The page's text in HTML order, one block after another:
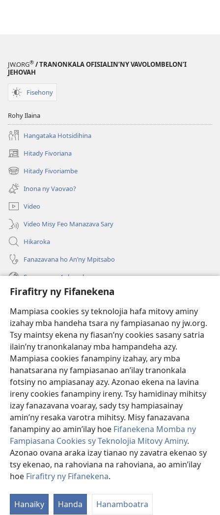
Firafitry ny Fifanekena
Mampiasa cookies sy teknolojia hafa mitovy aminy
izahay mba handeha tsara ny fampiasanao ny jw.org.
Tsy maintsy ekena ny fiasan’ny cookies sasany satria
ilain’ny tranonkalanay mba hampandeha azy.
Mampiasa cookies fanampiny izahay, ary mba
hanatsarana ny fampiasanao an’ilay tranonkala
fotsiny no ampiasanay azy. Azonao ekena na lavina
ireny cookies fanampiny ireny. Tsy hamidinay mihitsy
izay fanazavana voaray, sady tsy hampiasainay
amin’ny resaka varotra mihitsy. Misy fanazavana
fanampiny ao amin’ilay hoe Fifanekena Momba ny
Fampiasana Cookies sy Teknolojia Mitovy Aminy.
Azonao ovana araka izay tianao ny zavatra ekenao sy
tsy ekenao, na rahoviana na rahoviana, ao amin’ilay
hoe Firafitry ny Fifanekena.
Hanaiky Handa Hanamboatra
JW.ORG® / TRANONKALA OFISIALIN’NY VAVOLOMBELON’I
JEHOVAH
Fisehony
Rohy Ilaina
Hangataka Hotsidihina
Hitady Fivoriana
(manokatra
rohy) Hitady Fivoriambe
(manokatra
rohy) Inona ny Vaovao?
Video
Video Misy Feo Manazava Sary
Hikaroka
Fanazavana ho An’ny Mpitsabo
Fanazavana Ankapobeny
Fanampiana
Fanomezana
(manokatra
rohy)
FITEHIRIZAM-BOKIN’NY Vavolombelon’i Jehovah
(manokatra
rohy)
JW Hub
(manokatra
rohy)
JW Library
Watchtower Library ®
Copyright© 2026 Watch Tower Bible and Tract Society of Pennsylvania.
FIFANEKENA| FIFANEKENA MOMBA NY TSIAMBARATELO
NY FIFANEKENA